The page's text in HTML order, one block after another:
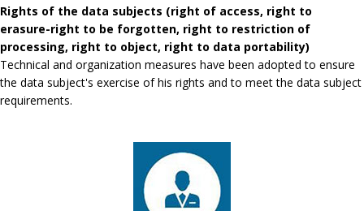
Rights of the data subjects (right of access, right to
erasure-right to be forgotten, right to restriction of
processing, right to object, right to data portability)
Technical and organization measures have been adopted to ensure
the data subject's exercise of his rights and to meet the data subject
requirements.